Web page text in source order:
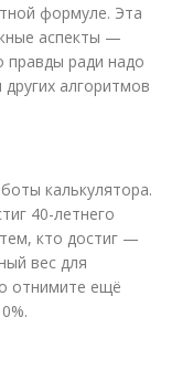
формуле. Эта
аспекты —
правды ради надо
алгоритмов
калькулятора.
40-летнего
кто достиг —
вес для
отнимите ещё